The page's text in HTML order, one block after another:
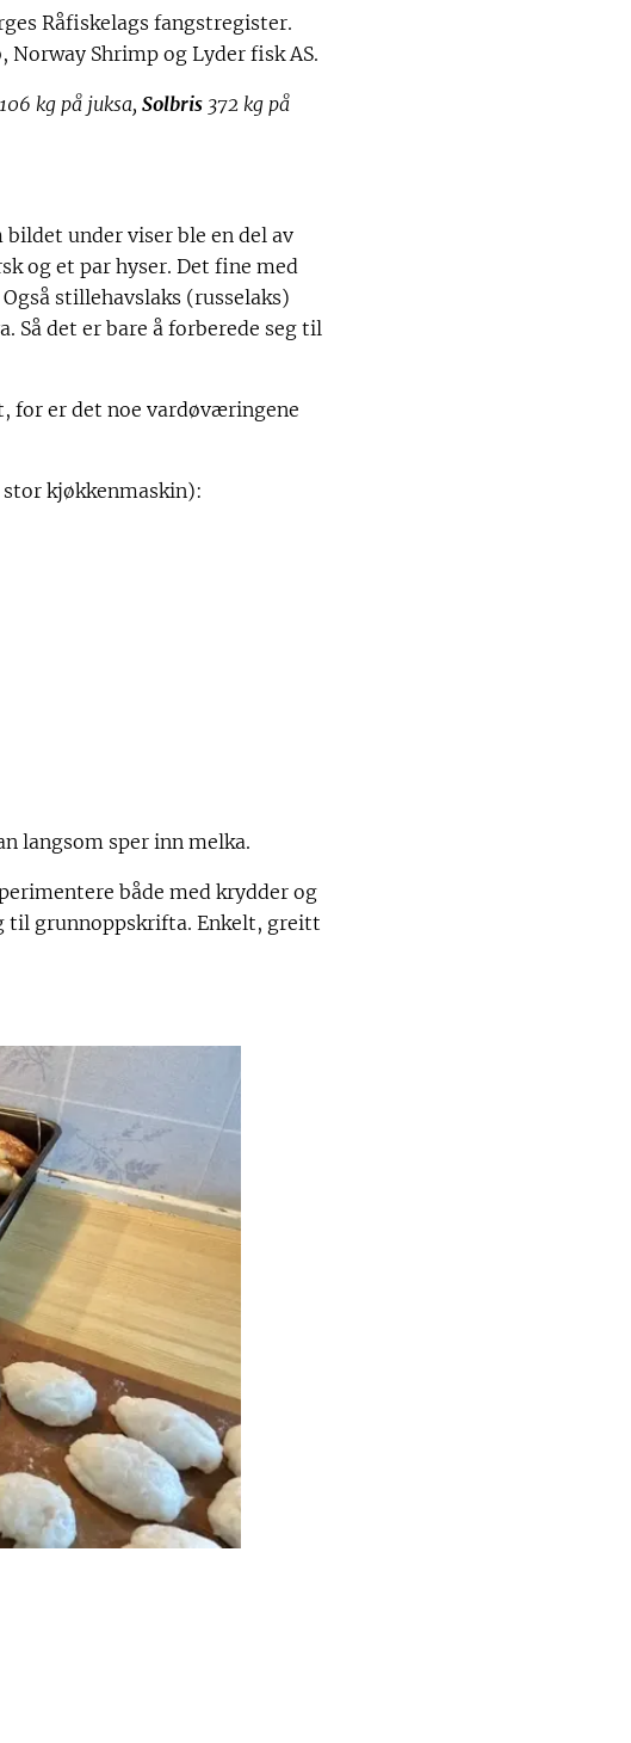
Råfiskelags fangstregister.
Shrimp og Lyder fisk AS.
106 kg på juksa, Solbris 372 kg på
under viser ble en del av
og et par hyser. Det fine med
stillehavslaks (russelaks)
Så det er bare å forberede seg til
for er det noe vardøværingene
kjøkkenmaskin):
langsom sper inn melka.
både med krydder og
til grunnoppskrifta. Enkelt, greitt